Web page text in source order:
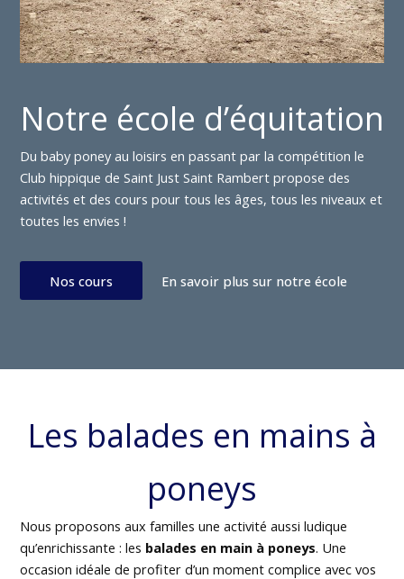
Notre école d’équitation
Du baby poney au loisirs en passant par la compétition le
Club hippique de Saint Just Saint Rambert propose des
activités et des cours pour tous les âges, tous les niveaux et
toutes les envies !
Nos cours En savoir plus sur notre école
Les balades en mains à
poneys
Nous proposons aux familles une activité aussi ludique
qu’enrichissante : les balades en main à poneys. Une
occasion idéale de profiter d’un moment complice avec vos